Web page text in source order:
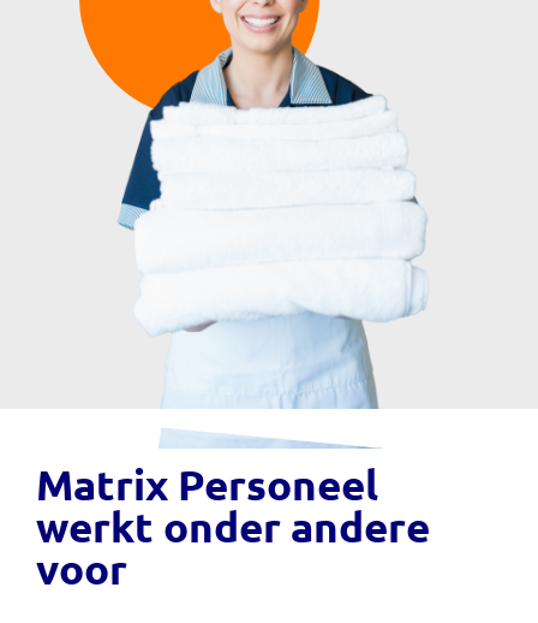
Matrix Personeel
werkt onder andere
voor